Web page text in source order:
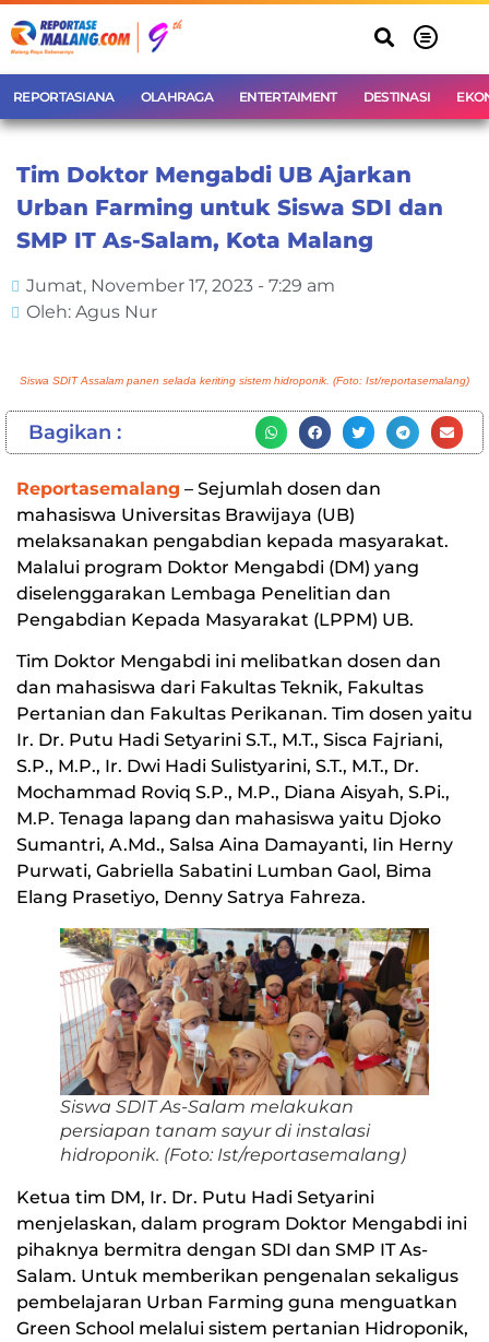
REPORTASIANA OLAHRAGA ENTERTAIMENT DESTINASI
Tim Doktor Mengabdi UB Ajarkan
Urban Farming untuk Siswa SDI dan
SMP IT As-Salam, Kota Malang
Jumat, November 17, 2023 - 7:29 am
Oleh: Agus Nur
Siswa SDIT Assalam panen selada keriting sistem hidroponik. (Foto: Ist/reportasemalang)
Bagikan :
Reportasemalang – Sejumlah dosen dan
mahasiswa Universitas Brawijaya (UB)
melaksanakan pengabdian kepada masyarakat.
Malalui program Doktor Mengabdi (DM) yang
diselenggarakan Lembaga Penelitian dan
Pengabdian Kepada Masyarakat (LPPM) UB.
Tim Doktor Mengabdi ini melibatkan dosen dan
dan mahasiswa dari Fakultas Teknik, Fakultas
Pertanian dan Fakultas Perikanan. Tim dosen yaitu
Ir. Dr. Putu Hadi Setyarini S.T., M.T., Sisca Fajriani,
S.P., M.P., Ir. Dwi Hadi Sulistyarini, S.T., M.T., Dr.
Mochammad Roviq S.P., M.P., Diana Aisyah, S.Pi.,
M.P. Tenaga lapang dan mahasiswa yaitu Djoko
Sumantri, A.Md., Salsa Aina Damayanti, Iin Herny
Purwati, Gabriella Sabatini Lumban Gaol, Bima
Elang Prasetiyo, Denny Satrya Fahreza.
Siswa SDIT As-Salam melakukan
persiapan tanam sayur di instalasi
hidroponik. (Foto: Ist/reportasemalang)
Ketua tim DM, Ir. Dr. Putu Hadi Setyarini
menjelaskan, dalam program Doktor Mengabdi ini
pihaknya bermitra dengan SDI dan SMP IT As-
Salam. Untuk memberikan pengenalan sekaligus
pembelajaran Urban Farming guna menguatkan
Green School melalui sistem pertanian Hidroponik,